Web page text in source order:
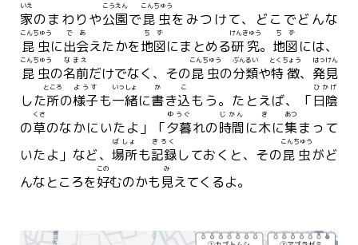
家
いえ
のまわりや公園
こうえん
で昆虫
こんちゅう
をみつけて、どこでどんな
昆虫
こんちゅう
に出会
であ
えたかを地図
ちず
にまとめる研究
けんきゅう
。 地図
ちず
には、
昆虫
こんちゅう
の名前
なまえ
だけでなく、その昆虫
こんちゅう
の分類
ぶんるい
や特徴
とくちょう
、 発見
はっけん
した所
ところ
の様子
ようす
も一緒
いっしょ
に書
か
き込
こ
もう。たとえば、「日陰
ひかげ
の草
くさ
のなかにいたよ」「夕暮
ゆうぐ
れの時間
じかん
に木
き
に集
あつ
まって
いたよ」など、 場所
ばしょ
も記録
きろく
しておくと、その昆虫
こんちゅう
がど
んなところを好
この
むのかも見
み
えてくるよ。